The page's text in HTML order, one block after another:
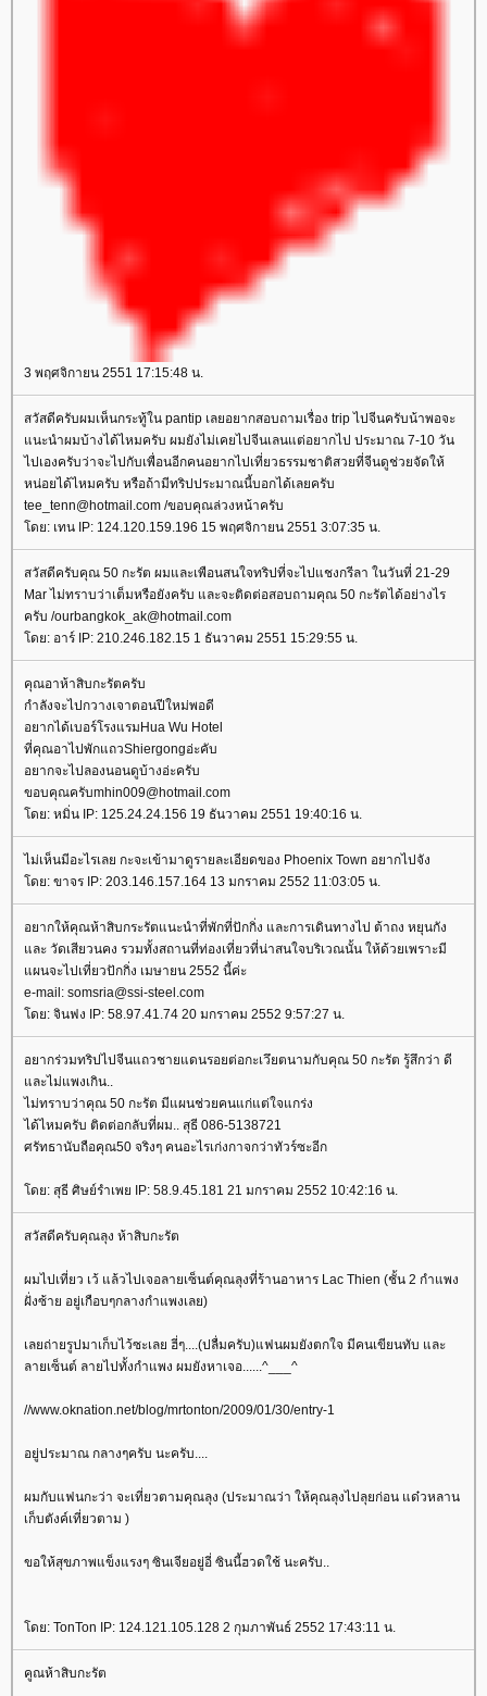
3 พฤศจิกายน 2551 17:15:48 น.
สวัสดีครับผมเห็นกระทู้ใน pantip เลยอยากสอบถามเรื่อง trip ไปจีนครับน้าพอจะ
นะนำผมบ้างได้ไหมครับ ผมยังไม่เคยไปจีนเลนแต่อยากไป ประมาณ 7-10 วัน
ไปเองครับว่าจะไปกับเพื่อนอีกคนอยากไปเที่ยวธรรมชาติสวยที่จีนดูช่วยจัดให้
หน่อยได้ไหมครับ หรือถ้ามีทริปประมาณนี้บอกได้เลยครับ
tee_tenn@hotmail.com /ขอบคุณล่วงหน้าครับ
ดย: เทน IP: 124.120.159.196 15 พฤศจิกายน 2551 3:07:35 น.
สวัสดีครับคุณ 50 กะรัต ผมและเพือนสนใจทริปที่จะไปแชงกรีลา ในวันที่ 21-29
Mar ไม่ทราบว่าเต็มหรือยังครับ และจะติดต่อสอบถามคุณ 50 กะรัตได้อย่างไร
ครับ /ourbangkok_ak@hotmail.com
ดย: อาร์ IP: 210.246.182.15 1 ธันวาคม 2551 15:29:55 น.
คุณอาห้าสิบกะรัตครับ
กำลังจะไปกวางเจาตอนปีใหม่พอดี
อยากได้เบอร์โรงแรมHua Wu Hotel
ที่คุณอาไปพักแถวShiergongอ่ะคับ
อยากจะไปลองนอนดูบ้างอ่ะครับ
ขอบคุณครับmhin009@hotmail.com
ดย: หมิ่น IP: 125.24.24.156 19 ธันวาคม 2551 19:40:16 น.
ไม่เห็นมีอะไรเลย กะจะเข้ามาดูรายละเอียดของ Phoenix Town อยากไปจัง
ดย: ขาจร IP: 203.146.157.164 13 มกราคม 2552 11:03:05 น.
อยากให้คุณห้าสิบกระรัตแนะนำที่พักที่ปักกิ่ง และการเดินทางไป ต้าถง หยุนกัง
ละ วัดเสียวนคง รวมทั้งสถานที่ท่องเที่ยวที่น่าสนใจบริเวณนั้น ให้ด้วยเพราะมี
ผนจะไปเที่ยวปักกิ่ง เมษายน 2552 นี้ค่ะ
e-mail: somsria@ssi-steel.com
ดย: จินฟง IP: 58.97.41.74 20 มกราคม 2552 9:57:27 น.
อยากร่วมทริปไปจีนแถวชายแดนรอยต่อกะเวึยตนามกับคุณ 50 กะรัต รู้สึกว่า ดี
ละไม่แพงเกิน..
ไม่ทราบว่าคุณ 50 กะรัต มีแผนช่วยคนแก่แต่ใจแกร่ง
ได้ไหมครับ ติดต่อกลับที่ผม.. สุธี 086-5138721
ศรัทธานับถือคุณ50 จริงๆ คนอะไรเก่งกาจกว่าทัวร์ซะอีก
ดย: สุธี ศิษย์รำเพย IP: 58.9.45.181 21 มกราคม 2552 10:42:16 น.
สวัสดีครับคุณลุง ห้าสิบกะรัต
ผมไปเที่ยว เว้ แล้วไปเจอลายเซ็นต์คุณลุงที่ร้านอาหาร Lac Thien (ชั้น 2 กำแพง
ฝั่งซ้าย อยู่เกือบๆกลางกำแพงเลย)
เลยถ่ายรูปมาเก็บไว้ซะเลย ฮี่ๆ....(ปลื่มครับ)แฟนผมยังตกใจ มีคนเขียนทับ และ
ลายเซ็นต์ ลายไปทั้งกำแพง ผมยังหาเจอ......^___^
//www.oknation.net/blog/mrtonton/2009/01/30/entry-1
อยู่ประมาณ กลางๆครับ นะครับ....
ผมกับแฟนกะว่า จะเที่ยวตามคุณลุง (ประมาณว่า ให้คุณลุงไปลุยก่อน แด๋วหลาน
เก็บตังค์เที่ยวตาม )
ขอให้สุขภาพแข็งแรงๆ ซินเจียอยู่อี่ ซินนี้ฮวดใช้ นะครับ..
ดย: TonTon IP: 124.121.105.128 2 กุมภาพันธ์ 2552 17:43:11 น.
คูณห้าสิบกะรัต